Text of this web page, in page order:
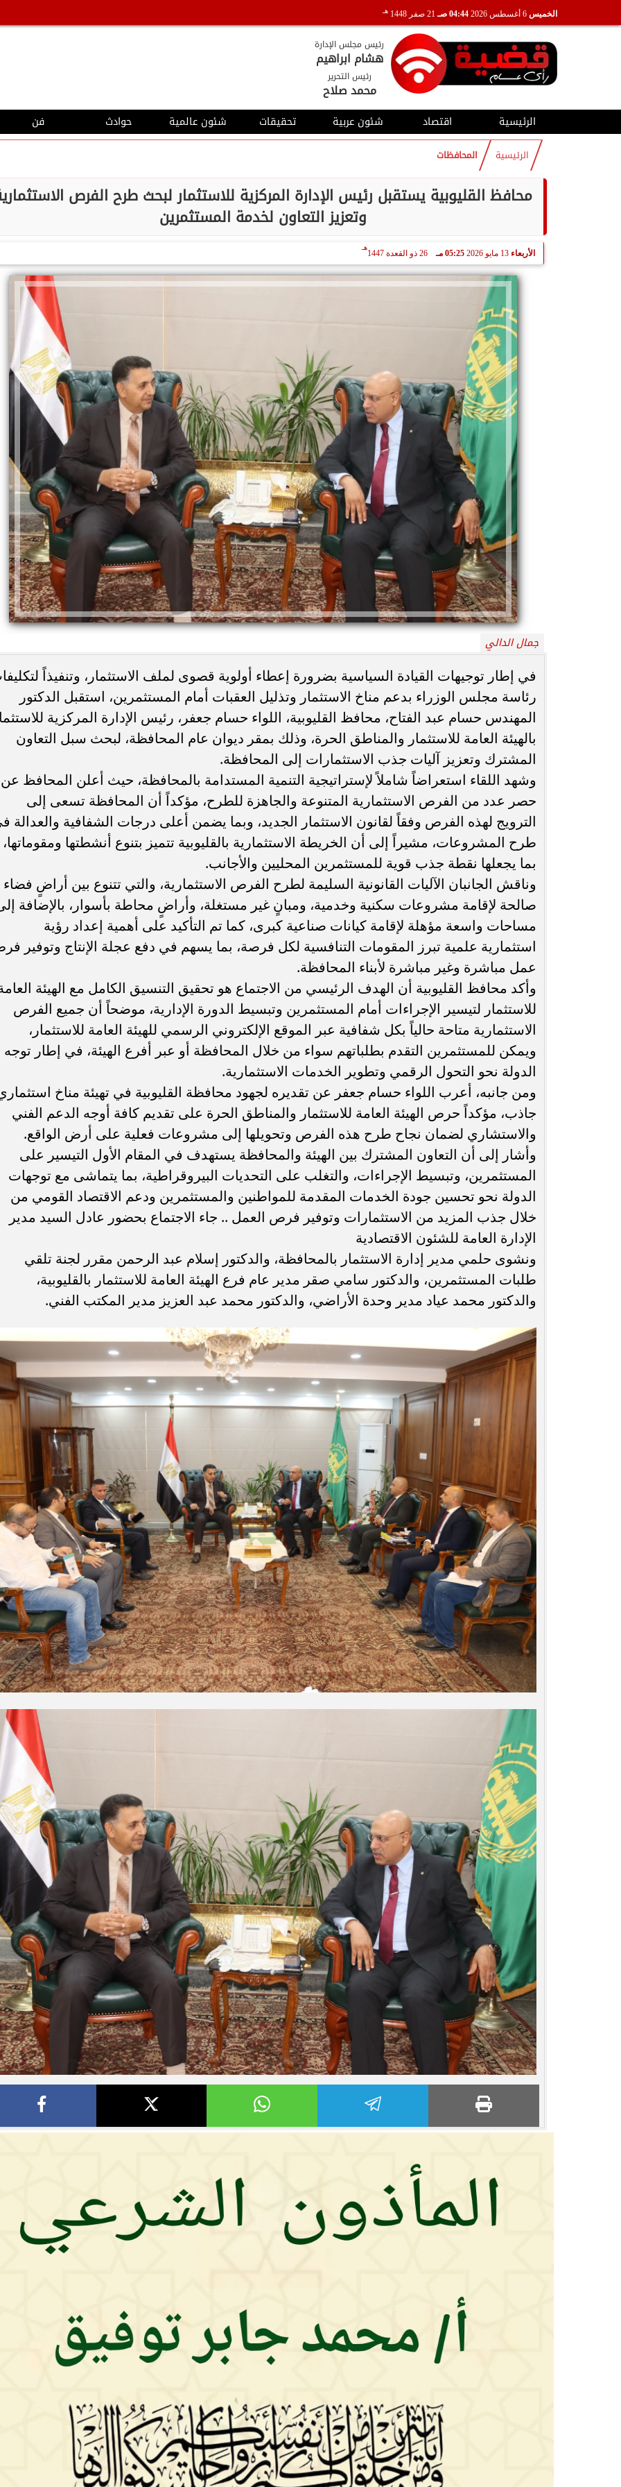
الخميس 04:44 صـ 21 صفر 1448 هـ
رئيس مجلس الإدارة
هشام ابراهيم
رئيس التحرير
محمد صلاح
الرئيسية اقتصاد شئون عربية تحقيقات شئون عالمية حوادث فن
الرئيسية المحافظات
محافظ القليوبية يستقبل رئيس الإدارة المركزية للاستثمار لبحث طرح الفرص
وتعزيز التعاون لخدمة المستثمرين
الأربعاء 13 مايو 2026 05:25 مـ 26 ذو القعدة 1447
هـ
جمال الدالي
في إطار توجيهات القيادة السياسية بضرورة إعطاء أولوية قصوى لملف الاستثمار، وتنفيذاً
رئاسة مجلس الوزراء بدعم مناخ الاستثمار وتذليل العقبات أمام المستثمرين، استقبل الدكتور
المهندس حسام عبد الفتاح، محافظ القليوبية، اللواء حسام جعفر، رئيس الإدارة المركزية
بالهيئة العامة للاستثمار والمناطق الحرة، وذلك بمقر ديوان عام المحافظة، لبحث سبل التعاون
المشترك وتعزيز آليات جذب الاستثمارات إلى المحافظة.
وشهد اللقاء استعراضاً شاملاً لإستراتيجية التنمية المستدامة بالمحافظة، حيث أعلن المحافظ عن
حصر عدد من الفرص الاستثمارية المتنوعة والجاهزة للطرح، مؤكداً أن المحافظة تسعى إلى
الترويج لهذه الفرص وفقاً لقانون الاستثمار الجديد، وبما يضمن أعلى درجات الشفافية والعدالة
طرح المشروعات، مشيراً إلى أن الخريطة الاستثمارية بالقليوبية تتميز بتنوع أنشطتها ومقوماتها،
بما يجعلها نقطة جذب قوية للمستثمرين المحليين والأجانب.
وناقش الجانبان الآليات القانونية السليمة لطرح الفرص الاستثمارية، والتي تتنوع بين أراضٍ فضاء
صالحة لإقامة مشروعات سكنية وخدمية، ومبانٍ غير مستغلة، وأراضٍ محاطة بأسوار، بالإضافة
مساحات واسعة مؤهلة لإقامة كيانات صناعية كبرى، كما تم التأكيد على أهمية إعداد رؤية
استثمارية علمية تبرز المقومات التنافسية لكل فرصة، بما يسهم في دفع عجلة الإنتاج وتوفير
عمل مباشرة وغير مباشرة لأبناء المحافظة.
وأكد محافظ القليوبية أن الهدف الرئيسي من الاجتماع هو تحقيق التنسيق الكامل مع الهيئة
للاستثمار لتيسير الإجراءات أمام المستثمرين وتبسيط الدورة الإدارية، موضحاً أن جميع الفرص
الاستثمارية متاحة حالياً بكل شفافية عبر الموقع الإلكتروني الرسمي للهيئة العامة للاستثمار،
ويمكن للمستثمرين التقدم بطلباتهم سواء من خلال المحافظة أو عبر أفرع الهيئة، في إطار توجه
الدولة نحو التحول الرقمي وتطوير الخدمات الاستثمارية.
ومن جانبه، أعرب اللواء حسام جعفر عن تقديره لجهود محافظة القليوبية في تهيئة مناخ
جاذب، مؤكداً حرص الهيئة العامة للاستثمار والمناطق الحرة على تقديم كافة أوجه الدعم الفني
والاستشاري لضمان نجاح طرح هذه الفرص وتحويلها إلى مشروعات فعلية على أرض الواقع.
وأشار إلى أن التعاون المشترك بين الهيئة والمحافظة يستهدف في المقام الأول التيسير على
المستثمرين، وتبسيط الإجراءات، والتغلب على التحديات البيروقراطية، بما يتماشى مع توجهات
الدولة نحو تحسين جودة الخدمات المقدمة للمواطنين والمستثمرين ودعم الاقتصاد القومي من
خلال جذب المزيد من الاستثمارات وتوفير فرص العمل .. جاء الاجتماع بحضور عادل السيد مدير
الإدارة العامة للشئون الاقتصادية
ونشوى حلمي مدير إدارة الاستثمار بالمحافظة، والدكتور إسلام عبد الرحمن مقرر لجنة تلقي
طلبات المستثمرين، والدكتور سامي صقر مدير عام فرع الهيئة العامة للاستثمار بالقليوبية،
والدكتور محمد عياد مدير وحدة الأراضي، والدكتور محمد عبد العزيز مدير المكتب الفني.
محافظ أسيوط : حملات مكثفة لرفع
الإشغالات بحي شرق لإعادة الانضباط
وتحقيق...
رحلت في أثناء أداء رسالتها.. وفاة ممرضة
بمستشفى بني عبيد والأهالي ينعونها
محافظ القاهرة يعتمد جدول إمتحانات
الثاني للعام الدراسي ٢٠٢٥...